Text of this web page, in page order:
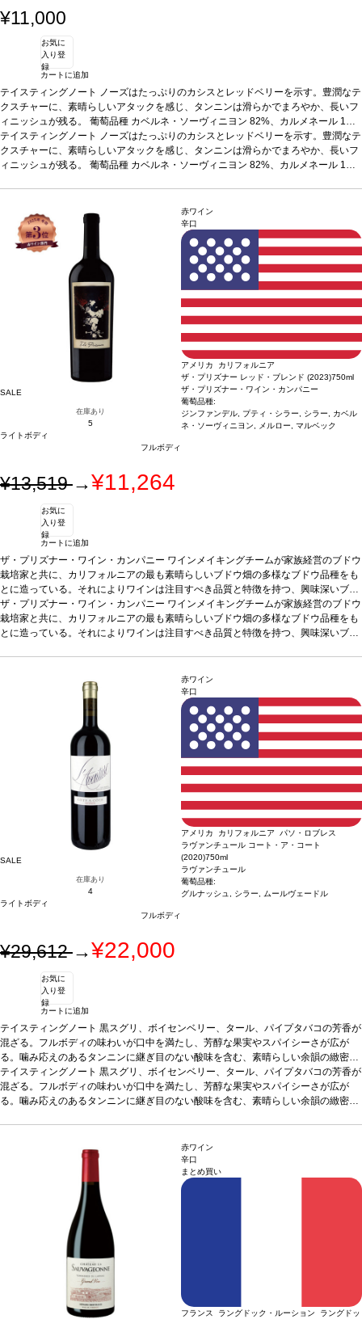
¥11,000
お気に
入り登
録
カートに追加
テイスティングノート ノーズはたっぷりのカシスとレッドベリーを示す。豊潤なテ
クスチャーに、素晴らしいアタックを感じ、タンニンは滑らかでまろやか、長いフ
ィニッシュが残る。 葡萄品種 カベルネ・ソーヴィニヨン 82%、カルメネール 1
2%、メルロー 3%、カベルネ・フラン 3%*本ヴィンテージが在庫切れの場合、在
庫があり価格が同様の場合は自動的に次のヴィンテージに変更されます、ご了承く
ださい。
テイスティングノート ノーズはたっぷりのカシスとレッドベリーを示す。豊潤なテ
クスチャーに、素晴らしいアタックを感じ、タンニンは滑らかでまろやか、長いフ
ィニッシュが残る。 葡萄品種 カベルネ・ソーヴィニヨン 82%、カルメネール 1
SALE
在庫あり
5
ライトボディ
フルボディ
赤ワイン
辛口
アメリカ カリフォルニア
ザ・プリズナー レッド・ブレンド (2023)750ml
ザ・プリズナー・ワイン・カンパニー
葡萄品種:
ジンファンデル, プティ・シラー, シラー, カベル
ネ・ソーヴィニヨン, メルロー, マルベック
¥13,519→¥11,264
お気に
入り登
録
カートに追加
ザ・プリズナー・ワイン・カンパニー ワインメイキングチームが家族経営のブドウ
栽培家と共に、カリフォルニアの最も素晴らしいブドウ畑の多様なブドウ品種をも
とに造っている。それによりワインは注目すべき品質と特徴を持つ、興味深いブレ
ンドとなっている。テイスティングノートノーズはクランベリー、ブラックベリ
ー、カラント、ドライプラム、バニラ、ナツメグ、トーストしたココナッツを示
す。口に含むと、柔らかいタンニンが広がり、甘いスパイスは素晴らしく溶け込ん
0%、プティ・シラー 19%、シラー 17%、カベルネ・ソーヴィニヨン 10.5%、メル
ロー 8.5%、マルベック 5%
*本ヴィンテージが在庫切れの場合、在庫があり価格が
同様の場合は自動的に次のヴィンテージに変更されます、ご了承ください。
ザ・プリズナー・ワイン・カンパニー ワインメイキングチームが家族経営のブドウ
栽培家と共に、カリフォルニアの最も素晴らしいブドウ畑の多様なブドウ品種をも
とに造っている。それによりワインは注目すべき品質と特徴を持つ、興味深いブレ
す。口に含むと、柔らかいタンニンが広がり、甘いスパイスは素晴らしく溶け込ん
でいて、バランスの取れた赤と黒果実を感じる。
ースやトマトベースのソース添えの肉料理などと好相性葡萄品種ジンファンデル 4
0%、プティ・シラー 19%、シラー 17%、カベルネ・ソーヴィニヨン 10.5%、メル
ロー 8.5%、マルベック 5%
*本ヴィンテージが在庫切れの場合、在庫があり価格が
同様の場合は自動的に次のヴィンテージに変更されます、ご了承ください。
SALE
在庫あり
4
ライトボディ
フルボディ
赤ワイン
辛口
アメリカ カリフォルニア パソ・ロブレス
ラヴァンチュール コート・ア・コート
(2020)750ml
ラヴァンチュール
葡萄品種:
グルナッシュ, シラー, ムールヴェードル
¥29,612→¥22,000
お気に
入り登
録
カートに追加
テイスティングノート 黒スグリ、ボイセンベリー、タール、パイプタバコの芳香が
混ざる。フルボディの味わいが口中を満たし、芳醇な果実やスパイシーさが広が
る。噛み応えのあるタンニンに継ぎ目のない酸味を含む、素晴らしい余韻の緻密な
フィニッシュは、永遠と続くよう。合う料理赤身肉、スパイシー料理などと好相
性葡萄品種グルナッシュ 45%、シラー 30%、ムールヴェードル 25%*本ヴィンテ
ージが在庫切れの場合、在庫があり価格が同様の場合は自動的に次のヴィンテージ
テイスティングノート 黒スグリ、ボイセンベリー、タール、パイプタバコの芳香が
混ざる。フルボディの味わいが口中を満たし、芳醇な果実やスパイシーさが広が
る。噛み応えのあるタンニンに継ぎ目のない酸味を含む、素晴らしい余韻の緻密な
ージが在庫切れの場合、在庫があり価格が同様の場合は自動的に次のヴィンテージ
に変更されます、ご了承ください。
赤ワイン
辛口
まとめ買い
フランス ラングドック・ルーション ラングドッ